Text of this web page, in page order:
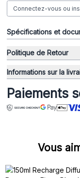
Connectez-vous ou
Spécifications et
Politique de Retour
Informations sur la
Paiements
Vous